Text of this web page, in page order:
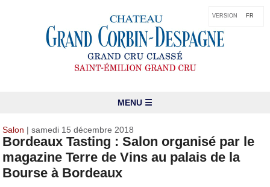
VERSION FR
MENU ☰
Salon | samedi 15 décembre 2018
Bordeaux Tasting : Salon organisé par le
magazine Terre de Vins au palais de la
Bourse à Bordeaux